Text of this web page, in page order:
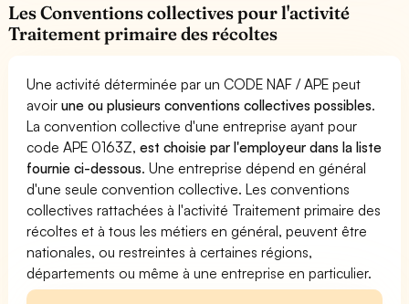
Les Conventions collectives pour l'activité
Traitement primaire des récoltes
Une activité déterminée par un CODE NAF / APE peut
avoirune ou plusieurs conventions collectives possibles.
La convention collective d'une entreprise ayant pour
code APE 0163Z,est choisie par l'employeur dans la liste
fournie ci-dessous. Une entreprise dépend en général
d'une seule convention collective. Les conventions
collectives rattachées à l'activité Traitement primaire des
récoltes et à tous les métiers en général, peuvent être
nationales, ou restreintes à certaines régions,
départements ou même à une entreprise en particulier.